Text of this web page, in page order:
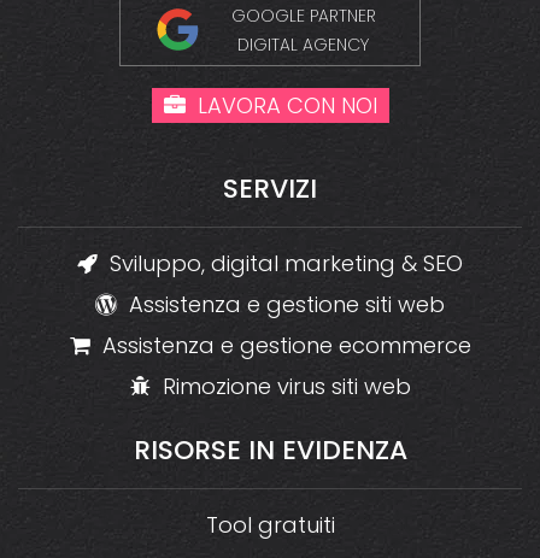
SERVIZI
Sviluppo, digital marketing & SEO
Assistenza e gestione siti web
Assistenza e gestione ecommerce
Rimozione virus siti web
GOOGLE PARTNER
DIGITAL AGENCY
LAVORA CON NOI
RISORSE IN EVIDENZA
Tool gratuiti